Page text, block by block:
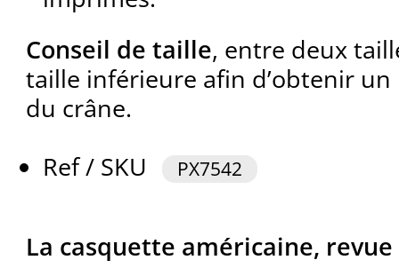
Conseil de taille, entre deux
taille inférieure afin d’obtenir
du crâne.
Ref / SKU
PX7542
La casquette américaine, revue